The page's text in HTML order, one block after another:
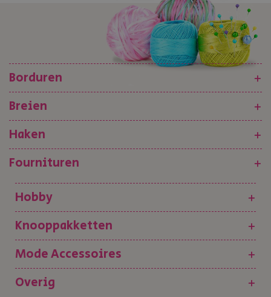
Borduren
+
Breien
+
Haken
+
Fournituren
+
Hobby
+
Knooppakketten
+
Mode Accessoires
+
Overig
+